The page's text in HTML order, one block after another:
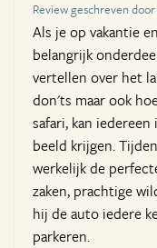
Review geschreven
Als je op vakantie
belangrijk
vertellen over het
don'ts maar ook
safari, kan
beeld krijgen.
werkelijk de
zaken, prachtige
hij de auto iedere
parkeren.